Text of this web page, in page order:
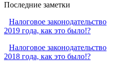
Последние заметки
Налоговое законодательство
2019 года, как это было!?
Налоговое законодательство
2018 года, как это было!?